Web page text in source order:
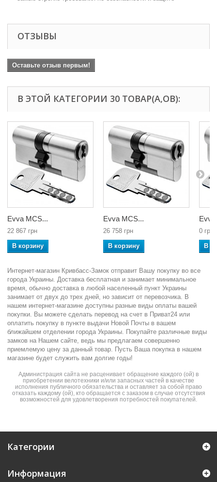
ОТЗЫВЫ
Оставьте отзыв первым!
В ЭТОЙ КАТЕГОРИИ 30 ТОВАР(А,ОВ):
Evva MCS...
22 867 грн
В корзину
Evva MCS...
26 758 грн
В корзину
0 грн
В
Интернет-магазин Кривбасс-Замок отправит Вашу покупку во все
города Украины. Доставка бесплатная и занимает минимальное
время, обычно доставка в любой населенный пункт Украины
занимает от двух до трех дней, но зависит от перевозчика. В
нашем интернет-магазине доступны разные виды оплаты вашей
покупки. Вы можете сделать перевод на счет в Приват24 или
оплатить покупку в пункте выдачи Новой Почты в вашем
ближайшем отделении города Украины. Покупайте различные виды
замков на Нашем сайте, ведь мы предлагаем совершенно
приемлемую цену за данный товар. Пусть Ваша покупка в нашем
магазине будет служить вам долгие годы!
Администрация сайта не расценивает обращение каждого (ой) в
приобретении велотехники и/или запасных частей в качестве
исполнения публичного обязательства и оставляет за собой право
отказать каждому (ой), кто обращается с заказом в случае отсутствия
возможностей для удовлетворения потребностей покупателей.
Категории
Информация